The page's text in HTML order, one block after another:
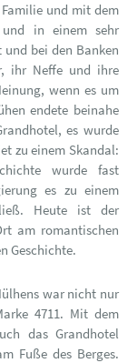
und mit dem
in einem sehr
bei den Banken
ihr Neffe und ihre
wenn es um
endete beinahe
es wurde
zu einem Skandal:
wurde fast
es zu einem
ließ. Heute ist der
am romantischen
Geschichte.
war nicht nur
4711. Mit dem
das Grandhotel
Fuße des Berges.